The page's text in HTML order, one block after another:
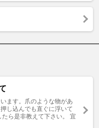
ます。爪のような物があ
し込んでも直ぐに浮いて
ら是非教えて下さい。 宜